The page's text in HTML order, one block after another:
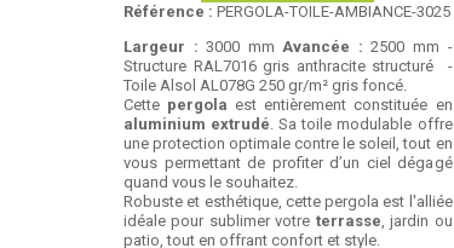
Référence : PERGOLA-TOILE-AMBIANCE-3025
Largeur : 3000 mm Avancée : 2500 mm -
Structure RAL7016 gris anthracite structuré -
Toile Alsol AL078G 250 gr/m² gris foncé.
Cette pergola est entièrement constituée en
aluminium extrudé . Sa toile modulable offre
une protection optimale contre le soleil, tout en
vous permettant de profiter d’un ciel dégagé
quand vous le souhaitez.
Robuste et esthétique, cette pergola est l'alliée
idéale pour sublimer votre terrasse , jardin ou
patio, tout en offrant confort et style.